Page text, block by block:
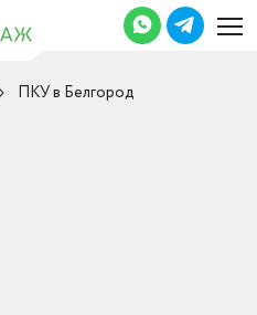
ПКУ в Белгород